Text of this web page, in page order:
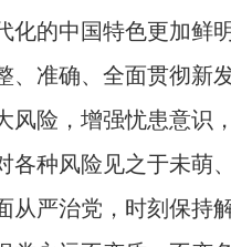
的中国特色更加鲜
准确、全面贯彻新
险，增强忧患意识
种风险见之于未萌
严治党，时刻保持